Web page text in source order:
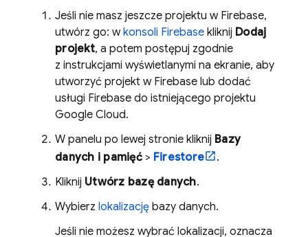
Jeśli nie masz jeszcze projektu w Firebase,
utwórz go: wkonsoli Firebase kliknij Dodaj
projekt, a potem postępuj zgodnie
z instrukcjami wyświetlanymi na ekranie, aby
utworzyć projekt w Firebase lub dodać
usługi Firebase do istniejącego projektu
Google Cloud.
W panelu po lewej stronie kliknij Bazy
danych i pamięć> Firestore
.
Kliknij Utwórz bazę danych.
Wybierz lokalizację bazy danych.
Jeśli nie możesz wybrać lokalizacji, oznacza